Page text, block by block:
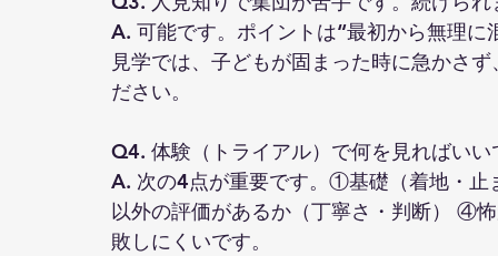
A. 可能です。ポイントは“最初から無理
見学では、子どもが固まった時に急かさ
ださい。
Q4. 体験（トライアル）で何を見ればいい
A. 次の4点が重要です。①基礎（着地・
以外の評価があるか（丁寧さ・判断） ④
敗しにくいです。